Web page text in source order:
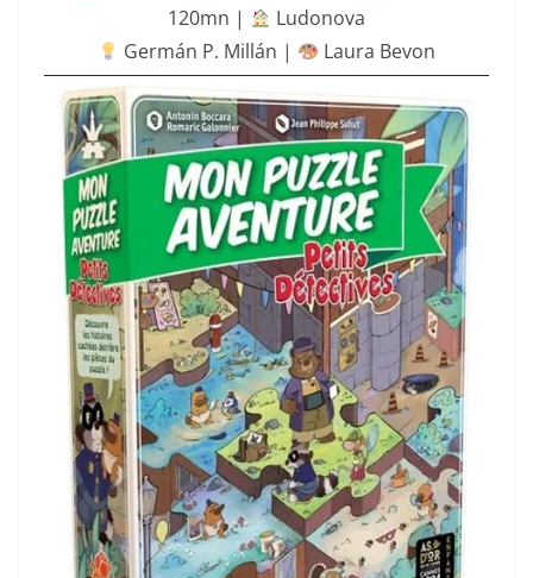
120mn |
Ludonova
Germán P. Millán |
Laura Bevon